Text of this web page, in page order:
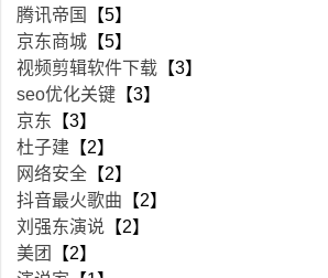
腾讯帝国
【5】
京东商城 【5】
视频剪辑软件下载 【3】
seo优化关键 【3】
京东 【3】
杜子建 【2】
网络安全 【2】
抖音最火歌曲 【2】
刘强东演说 【2】
美团
【2】